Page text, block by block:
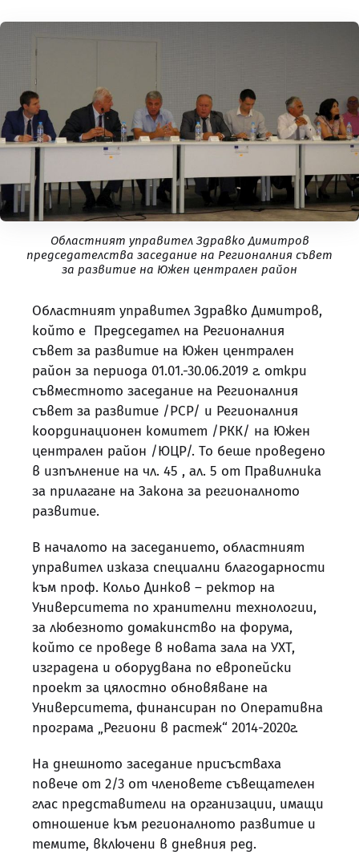
Областният управител Здравко Димитров
председателства заседание на Регионалния съвет
за развитие на Южен централен район
Областният управител Здравко Димитров,
който е Председател на Регионалния
съвет за развитие на Южен централен
район за периода 01.01.-30.06.2019 г. откри
съвместното заседание на Регионалния
съвет за развитие /РСР/ и Регионалния
координационен комитет /РКК/ на Южен
централен район /ЮЦР/. То беше проведено
в изпълнение на чл. 45 , ал. 5 от Правилника
за прилагане на Закона за регионалното
развитие.
В началото на заседанието, областният
управител изказа специални благодарности
към проф. Кольо Динков – ректор на
Университета по хранителни технологии,
за любезното домакинство на форума,
който се проведе в новата зала на УХТ,
изградена и оборудвана по европейски
проект за цялостно обновяване на
Университета, финансиран по Оперативна
програма „Региони в растеж“ 2014-2020г.
На днешното заседание присъстваха
повече от 2/3 от членовете съвещателен
глас представители на организации, имащи
отношение към регионалното развитие и
темите, включени в дневния ред.